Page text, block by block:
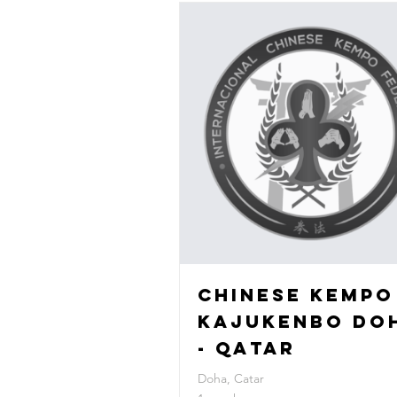
Chinese
Kajukenbo
- Qatar
Doha, Catar